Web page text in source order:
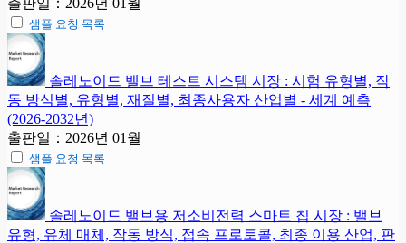
출판일：2026년 01월
샘플 요청 목록
솔레노이드 밸브 테스트 시스템 시장 : 시험 유형별, 작
동 방식별, 유형별, 재질별, 최종사용자 산업별 - 세계 예측
(2026-2032년)
출판일：2026년 01월
샘플 요청 목록
솔레노이드 밸브용 저소비전력 스마트 칩 시장 : 밸브
유형, 유체 매체, 작동 방식, 접속 프로토콜, 최종 이용 산업, 판